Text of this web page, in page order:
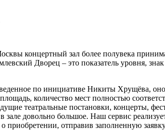
концертный зал более полувека
Дворец – это показатель уровня,
по инициативе Никиты Хрущёва,
количество мест полностью
театральные постановки, концерты,
зале довольно большое. Наш сервис
о приобретении, отправив заполненную